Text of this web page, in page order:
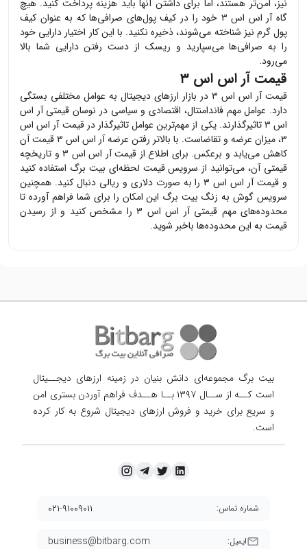
نیز، امن‌تر هستند، اما برای داشتن آنها باید هزینه پرداخت کنید. هیچ
گاهآر اس اس ۳
خود را در کیف پول‌های صرافی‌ها که به عنوان کیف
پول گرم نیز شناخته می‌شوند، ذخیره نکنید. با این کار اختیار دارایی خود
را به صرافی‌ها می‌سپارید و ریسک از دست رفتن دارایی شما بالا
می‌رود.
قیمت آر اس اس ۳
قیمتآر اس اس ۳
در بازار ارزهای دیجیتال به عوامل مختلفی بستگی
دارد. عوامل مهم فاندامنتال، اقتصادی و سیاسی در نوسان قیمتیآر اس
اس ۳
تاثیرگذارند. یکی از مهم‌ترین عوامل تاثیرگذار در قیمتآر اس اس
۳، میزان عرضه و تقاضاست. با بالاتر رفتن عرضهآر اس اس ۳
قیمت آن
کاهش می‌یابد و برعکس. برای اطلاع از قیمتآر اس اس ۳
و تاریخچه
قیمتی آن، می‌توانید از سرویس قیمت لحظه‌ای بیت برگ استفاده کنید
و قیمتآر اس اس ۳
را به صورت دلاری و ریالی دنبال کنید. همچنین
سرویس گوش به زنگ بیت برگ این امکان را برای شما فراهم آورده تا
محدوده‌های مهم قیمتیآر اس اس ۳
را مشخص کنید و از رسیدن
قیمت به این محدوده‌ها باخبر شوید.
بیت برگ مجموعه‌ای دانش بنیان در زمینه ارزهای دیجــیتال
است کــه از ســال ۱۳۹۷ بــا هــدف فراهم آوردن
بستری امن
و سریع برای خرید و فروش ارزهای دیجیتال شروع به کار کرده
است.
ایمیل: business@bitbarg.com
شماره تماس: ۰۲۱-۹۱۰۰۹۰۱۱